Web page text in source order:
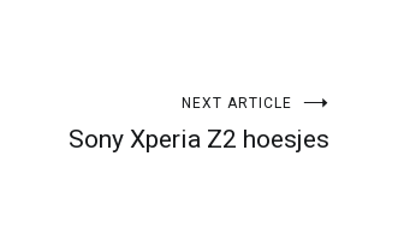
NEXT ARTICLE
Sony Xperia Z2 hoesjes